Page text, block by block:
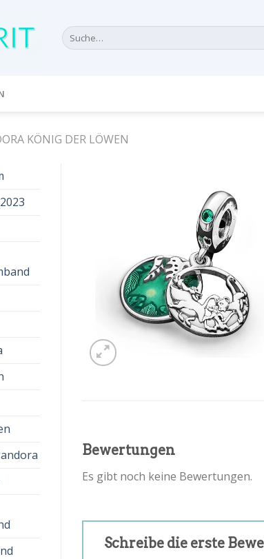
Suche
nach:
KÖNIG DER LÖWEN
Bewertungen
Es gibt noch keine Bewertungen.
Schreibe die erste